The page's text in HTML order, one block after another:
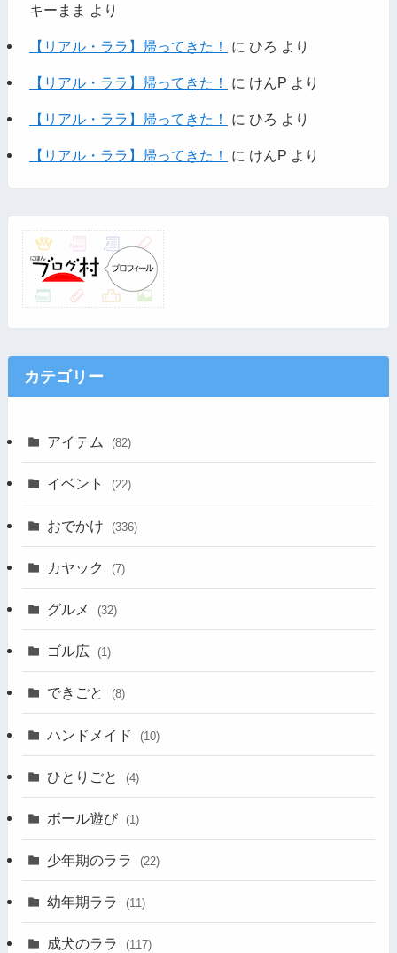
キーまま より
【リアル・ララ】帰ってきた！ に ひろ より
【リアル・ララ】帰ってきた！ に けんP より
【リアル・ララ】帰ってきた！ に ひろ より
【リアル・ララ】帰ってきた！ に けんP より
カテゴリー
アイテム (82)
イベント (22)
おでかけ (336)
カヤック (7)
グルメ (32)
ゴル広 (1)
できごと (8)
ハンドメイド (10)
ひとりごと (4)
ボール遊び (1)
少年期のララ (22)
幼年期ララ (11)
成犬のララ (117)